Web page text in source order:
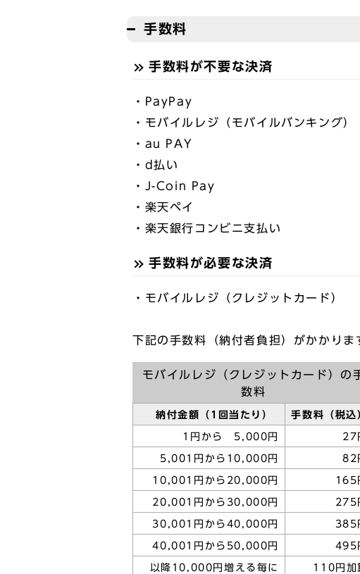
手数料
手数料が不要な決済
・PayPay
・モバイルレジ（モバイルバンキング）
・au PAY
・d払い
・J-Coin Pay
・楽天ペイ
・楽天銀行コンビニ支払い
手数料が必要な決済
・モバイルレジ（クレジットカード）
下記の手数料（納付者負担）がかかり
モバイルレジ（クレジットカード）の
数料
納付金額（1回当たり） 手数料（税込
1円から 5,000円 27
5,001円から10,000円 82
10,001円から20,000円 165
20,001円から30,000円 275
30,001円から40,000円 385
40,001円から50,000円 495
以降10,000円増える毎に 110円加